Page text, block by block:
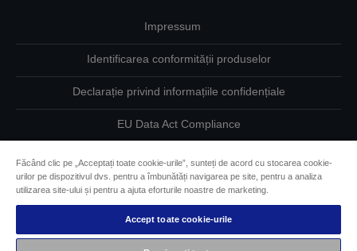
Impressum
Identificarea conformității produselor
Declarație privind informațiile confidențiale
EU Data Act Compliance
Informaţii despre modulele cookie
Angajamentul Epson pe linie de accesibilitate
Făcând clic pe „Acceptați toate cookie-urile”, sunteți de acord cu stocarea cookie-
urilor pe dispozitivul dvs. pentru a îmbunătăți navigarea pe site, pentru a analiza
utilizarea site-ului și pentru a ajuta eforturile noastre de marketing.
Accept toate cookie-urile